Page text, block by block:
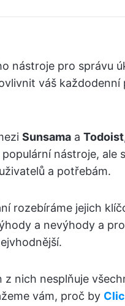
nástroje pro správu
váš každodenní
Sunsama a Todoist
populární nástroje, ale
a potřebám.
rozebíráme jejich
a nevýhody a
z nich nesplňuje
vám, proč by